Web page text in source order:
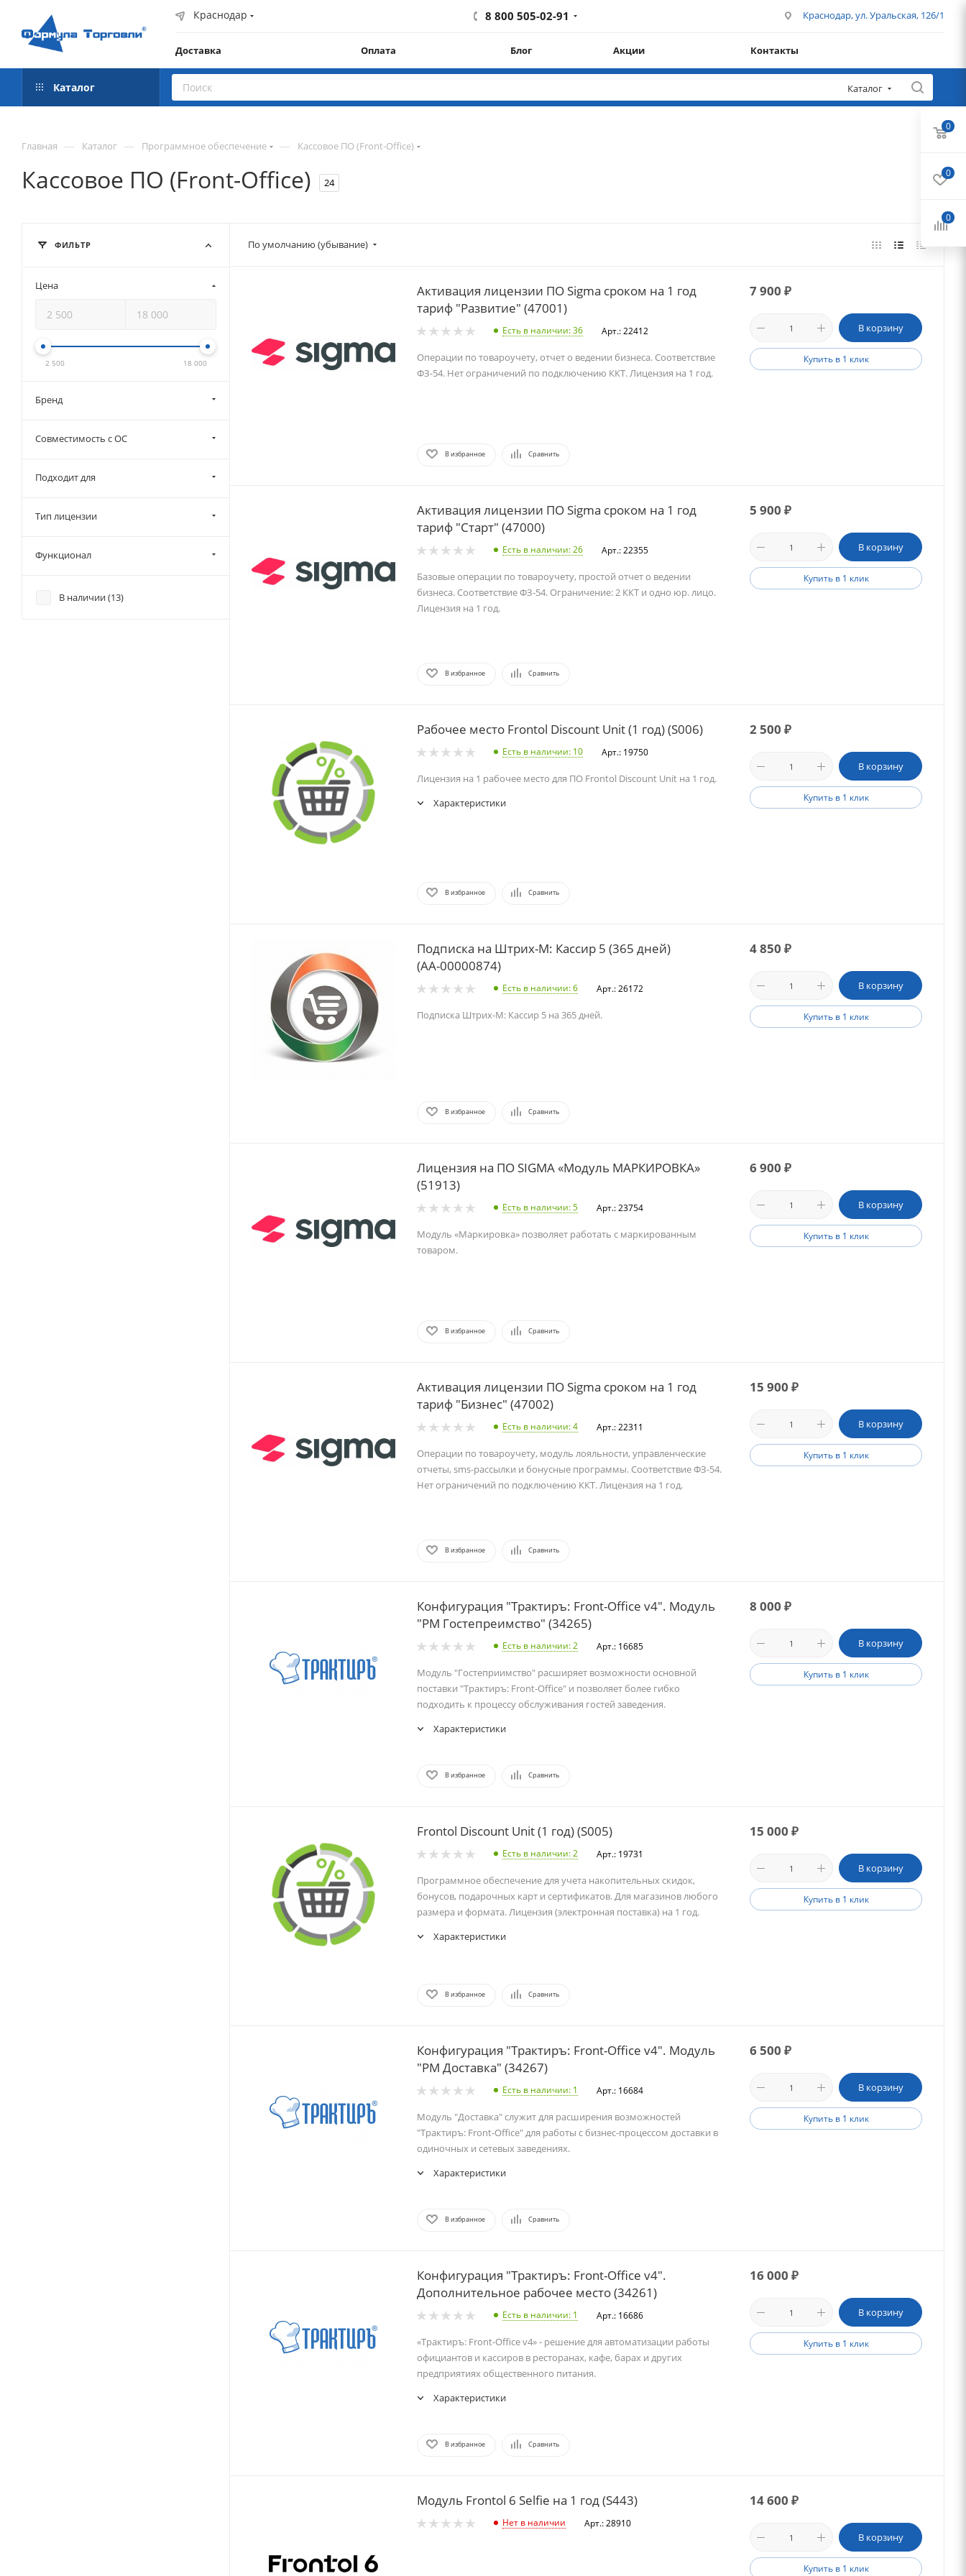
Краснодар 8 800 505-02-91 Краснодар, ул. Уральская, 126/1
Доставка Оплата Блог Акции Контакты
Каталог Каталог
Главная — Каталог — Программное обеспечение — Кассовое ПО (Front-Office)
Кассовое ПО (Front-Office) 24
По умолчанию (убывание)
Активация лицензии ПО Sigma сроком на 1 год
тариф "Развитие" (47001)
Есть в наличии: 36 Арт.: 22412
Операции по товароучету, отчет о ведении бизнеса. Соответствие
ФЗ-54. Нет ограничений по подключению ККТ. Лицензия на 1 год.
В избранное Сравнить
7 900 ₽
В корзину
Купить в 1 клик
Активация лицензии ПО Sigma сроком на 1 год
тариф "Старт" (47000)
Есть в наличии: 26 Арт.: 22355
Базовые операции по товароучету, простой отчет о ведении
бизнеса. Соответствие ФЗ-54. Ограничение: 2 ККТ и одно юр. лицо.
Лицензия на 1 год.
В избранное Сравнить
5 900 ₽
В корзину
Купить в 1 клик
Рабочее место Frontol Discount Unit (1 год) (S006)
Есть в наличии: 10 Арт.: 19750
Лицензия на 1 рабочее место для ПО Frontol Discount Unit на 1 год.
Характеристики
В избранное Сравнить
2 500 ₽
В корзину
Купить в 1 клик
Подписка на Штрих-М: Кассир 5 (365 дней)
(АА-00000874)
Есть в наличии: 6 Арт.: 26172
Подписка Штрих-М: Кассир 5 на 365 дней.
В избранное Сравнить
4 850 ₽
В корзину
Купить в 1 клик
Лицензия на ПО SIGMA «Модуль МАРКИРОВКА»
(51913)
Есть в наличии: 5 Арт.: 23754
Модуль «Маркировка» позволяет работать с маркированным
товаром.
В избранное Сравнить
6 900 ₽
В корзину
Купить в 1 клик
Активация лицензии ПО Sigma сроком на 1 год
тариф "Бизнес" (47002)
Есть в наличии: 4 Арт.: 22311
Операции по товароучету, модуль лояльности, управленческие
отчеты, sms-рассылки и бонусные программы. Соответствие ФЗ-54.
Нет ограничений по подключению ККТ. Лицензия на 1 год.
В избранное Сравнить
15 900 ₽
В корзину
Купить в 1 клик
Конфигурация "Трактиръ: Front-Office v4". Модуль
"РМ Гостепреимство" (34265)
Есть в наличии: 2 Арт.: 16685
Модуль "Гостеприимство" расширяет возможности основной
поставки "Трактиръ: Front-Office" и позволяет более гибко
подходить к процессу обслуживания гостей заведения.
Характеристики
В избранное Сравнить
8 000 ₽
В корзину
Купить в 1 клик
Frontol Discount Unit (1 год) (S005)
Есть в наличии: 2 Арт.: 19731
Программное обеспечение для учета накопительных скидок,
бонусов, подарочных карт и сертификатов. Для магазинов любого
размера и формата. Лицензия (электронная поставка) на 1 год.
Характеристики
В избранное Сравнить
15 000 ₽
В корзину
Купить в 1 клик
Конфигурация "Трактиръ: Front-Office v4". Модуль
"РМ Доставка" (34267)
Есть в наличии: 1 Арт.: 16684
Модуль "Доставка" служит для расширения возможностей
"Трактиръ: Front-Office" для работы с бизнес-процессом доставки в
одиночных и сетевых заведениях.
Характеристики
В избранное Сравнить
6 500 ₽
В корзину
Купить в 1 клик
Конфигурация "Трактиръ: Front-Office v4".
Дополнительное рабочее место (34261)
Есть в наличии: 1 Арт.: 16686
«Трактиръ: Front-Office v4» - решение для автоматизации работы
официантов и кассиров в ресторанах, кафе, барах и других
предприятиях общественного питания.
Характеристики
В избранное Сравнить
16 000 ₽
В корзину
Купить в 1 клик
Модуль Frontol 6 Selfie на 1 год (S443)
Нет в наличии Арт.: 28910
14 600 ₽
В корзину
Купить в 1 клик
ФИЛЬТР
Цена
2 500 18 000
Бренд
Совместимость с ОС
Подходит для
Тип лицензии
Функционал
В наличии (13)
0
0
0